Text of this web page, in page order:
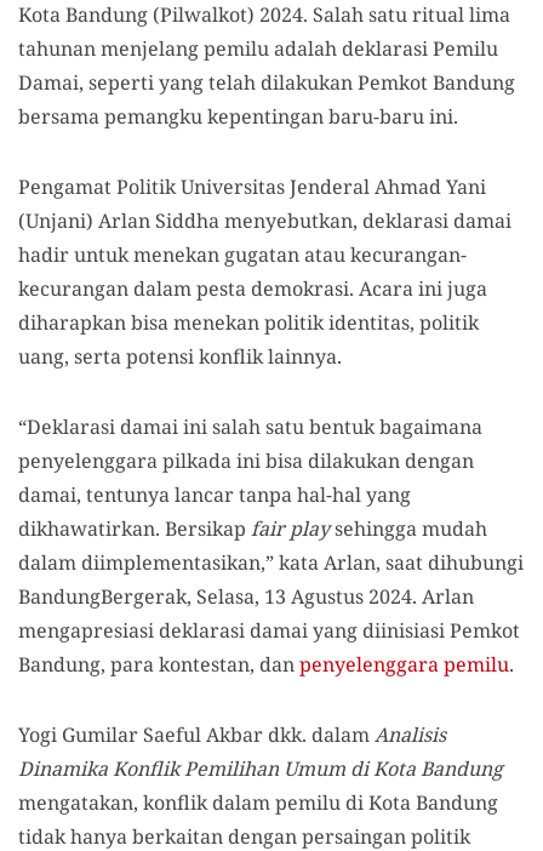
Kota Bandung (Pilwalkot) 2024. Salah satu ritual lima
tahunan menjelang pemilu adalah deklarasi Pemilu
Damai, seperti yang telah dilakukan Pemkot Bandung
bersama pemangku kepentingan baru-baru ini.
Pengamat Politik Universitas Jenderal Ahmad Yani
(Unjani) Arlan Siddha menyebutkan, deklarasi damai
hadir untuk menekan gugatan atau kecurangan-
kecurangan dalam pesta demokrasi. Acara ini juga
diharapkan bisa menekan politik identitas, politik
uang, serta potensi konflik lainnya.
“Deklarasi damai ini salah satu bentuk bagaimana
penyelenggara pilkada ini bisa dilakukan dengan
damai, tentunya lancar tanpa hal-hal yang
dikhawatirkan. Bersikap fair playsehingga mudah
dalam diimplementasikan,” kata Arlan, saat dihubungi
BandungBergerak, Selasa, 13 Agustus 2024. Arlan
mengapresiasi deklarasi damai yang diinisiasi Pemkot
Bandung, para kontestan, danpenyelenggara pemilu.
Yogi Gumilar Saeful Akbar dkk. dalamAnalisis
Dinamika Konflik Pemilihan Umum di Kota Bandung
mengatakan, konflik dalam pemilu di Kota Bandung
tidak hanya berkaitan dengan persaingan politik